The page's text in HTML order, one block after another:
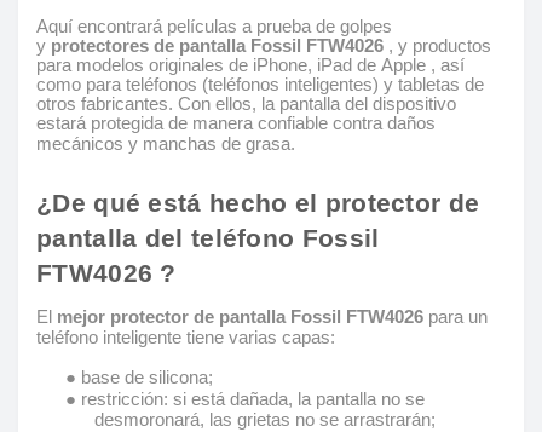
Aquí encontrará películas a prueba de golpes
y protectores de pantalla Fossil FTW4026 , y productos
para modelos originales de iPhone, iPad de Apple , así
como para teléfonos (teléfonos inteligentes) y tabletas de
otros fabricantes. Con ellos, la pantalla del dispositivo
estará protegida de manera confiable contra daños
mecánicos y manchas de grasa.
¿De qué está hecho el protector de
pantalla del teléfono Fossil
FTW4026 ?
El mejor protector de pantalla Fossil FTW4026 para un
teléfono inteligente tiene varias capas:
● base de silicona;
● restricción: si está dañada, la pantalla no se
desmoronará, las grietas no se arrastrarán;